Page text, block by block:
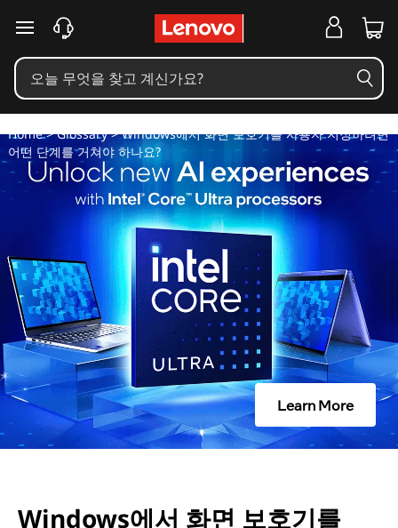
W
n
d
o
s
에
서
화
면
보
주요 콘텐츠로 건너뛰기
Home>Glossary> Windows에서 화면 보호기를 사용자 지정하려면
어떤 단계를 거쳐야 하나요?
Learn More
Windows에서 화면 보호기를